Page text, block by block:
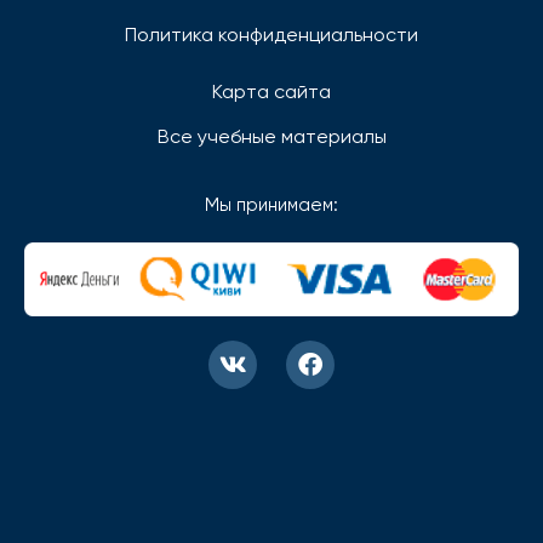
Политика конфиденциальности
Карта сайта
Все учебные материалы
Мы принимаем: